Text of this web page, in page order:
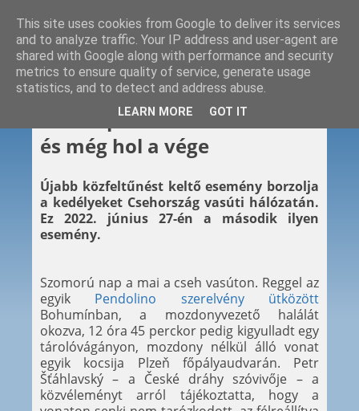
2022. 06. 27.
Ez a nap nem a cseh vasúté –
és még hol a vége
Újabb közfeltűnést keltő esemény borzolja
a kedélyeket Csehország vasúti hálózatán.
Ez 2022. június 27-én a második ilyen
esemény.
Szomorú nap a mai a cseh vasúton. Reggel az
egyik Pendolino szerelvény ütközött
Bohumínban, a mozdonyvezető halálát
okozva, 12 óra 45 perckor pedig kigyulladt egy
tárolóvágányon, mozdony nélkül álló vonat
egyik kocsija Plzeň főpályaudvarán. Petr
Šťáhlavský – a České dráhy szóvivője – a
közvéleményt arról tájékoztatta, hogy a
This site uses cookies from Google to deliver its services
and to analyze traffic. Your IP address and user-agent are
shared with Google along with performance and security
metrics to ensure quality of service, generate usage
statistics, and to detect and address abuse.
LEARN MORE GOT IT